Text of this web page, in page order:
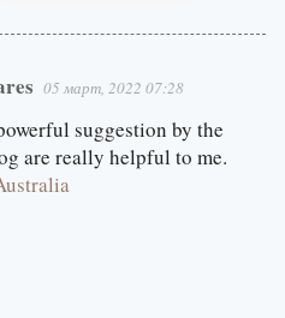
05 март, 2022 07:28
suggestion by the
are really helpful to me.